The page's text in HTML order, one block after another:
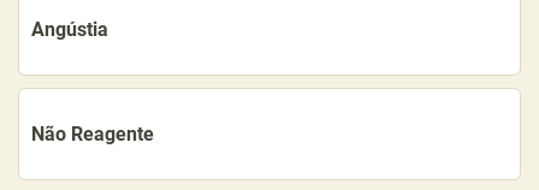
Angústia
Não Reagente